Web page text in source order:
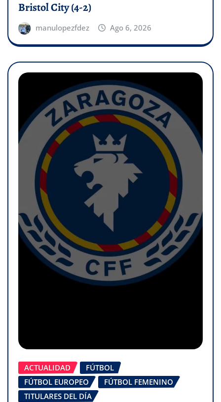
Bristol City (4-2)
manulopezfdez Ago 6, 2026
ACTUALIDAD
FÚTBOL
FÚTBOL EUROPEO
FÚTBOL FEMENINO
TITULARES DEL DÍA